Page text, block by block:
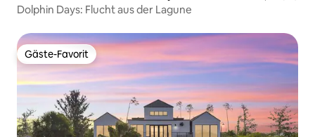
Dolphin Days: Flucht aus der Lagune
Gäste-Favorit
Gäste-Favorit